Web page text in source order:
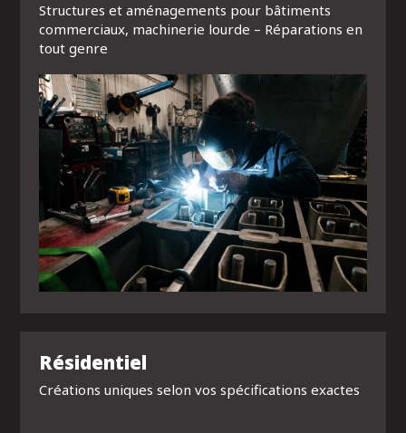
Structures et aménagements pour bâtiments
commerciaux, machinerie lourde – Réparations en
tout genre
Résidentiel
Créations uniques selon vos spécifications exactes